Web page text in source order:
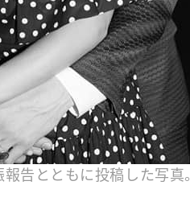
告とともに投稿した写真。